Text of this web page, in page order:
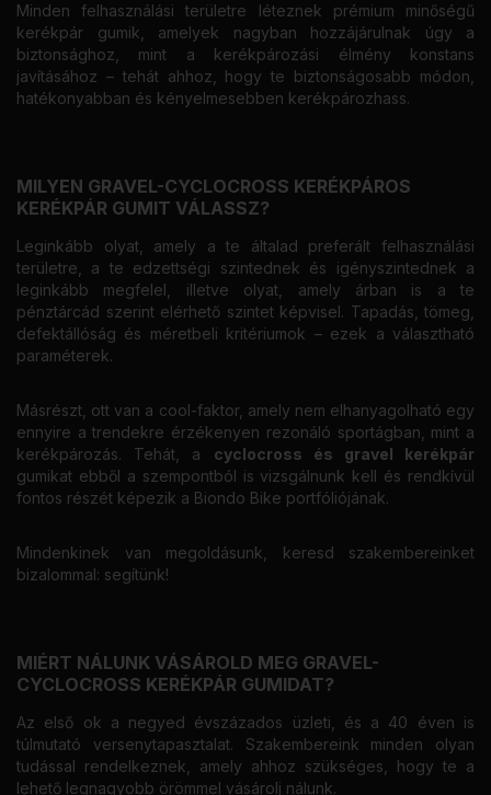
Minden felhasználási területre léteznek prémium minőségű
kerékpár gumik, amelyek nagyban hozzájárulnak úgy a
biztonsághoz, mint a kerékpározási élmény konstans
javításához – tehát ahhoz, hogy te biztonságosabb módon,
hatékonyabban és kényelmesebben kerékpározhass.
MILYEN GRAVEL-CYCLOCROSS KERÉKPÁROS
KERÉKPÁR GUMIT VÁLASSZ?
Leginkább olyat, amely a te általad preferált felhasználási
területre, a te edzettségi szintednek és igényszintednek a
leginkább megfelel, illetve olyat, amely árban is a te
pénztárcád szerint elérhető szintet képvisel. Tapadás, tömeg,
defektállóság és méretbeli kritériumok – ezek a választható
paraméterek.
Másrészt, ott van a cool-faktor, amely nem elhanyagolható egy
ennyire a trendekre érzékenyen rezonáló sportágban, mint a
kerékpározás. Tehát, a cyclocross és gravel kerékpár
gumikat ebből a szempontból is vizsgálnunk kell és rendkívül
fontos részét képezik a Biondo Bike portfóliójának.
Mindenkinek van megoldásunk, keresd szakembereinket
bizalommal: segítünk!
MIÉRT NÁLUNK VÁSÁROLD MEG GRAVEL-
CYCLOCROSS KERÉKPÁR GUMIDAT?
Az első ok a negyed évszázados üzleti, és a 40 éven is
túlmutató versenytapasztalat. Szakembereink minden olyan
tudással rendelkeznek, amely ahhoz szükséges, hogy te a
lehető legnagyobb örömmel vásárolj nálunk.